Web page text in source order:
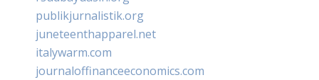
publikjurnalistik.org
juneteenthapparel.net
italywarm.com
journaloffinanceeconomics.com